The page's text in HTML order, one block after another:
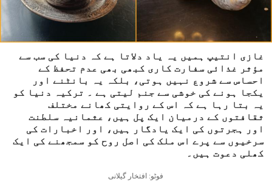
غازی انتیپ ہمیں یہ یاد دلاتا ہے کہ دنیا کی سب سے
مؤثر غذائی سفارت کاری کبھی بھی عدم تحفظ کے
احساس سے شروع نہیں ہوتی، بلکہ یہ بانٹنے اور
یکجا ہونے کی خوشی سے جنم لیتی ہے ۔ ترکیہ دنیا کو
یہ بتا رہا ہے کہ اس کے روایتی کھانے مختلف
ثقافتوں کے درمیان ایک پل ہیں، عثمانیہ سلطنت
اور ہجرتوں کی ایک یادگار ہیں، اور اخبارات کی
سرخیوں سے پرے اس ملک کی اصل روح کو سمجھنے کی ایک
کھلی دعوت ہیں۔
فوٹو: افتخار گیلانی